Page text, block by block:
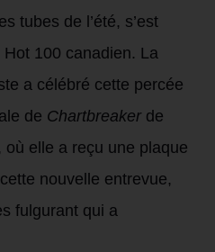
tubes de l’été, s’est
100 canadien. La
a célébré cette percée
de Chartbreaker de
, où elle a reçu une plaque
nouvelle entrevue,
fulgurant qui a